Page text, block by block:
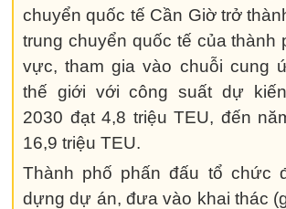
chuyển quốc tế Cần Giờ trở
trung chuyển quốc tế của thành
vực, tham gia vào chuỗi cung
thế giới với công suất dự
2030 đạt 4,8 triệu TEU, đến
16,9 triệu TEU.
Thành phố phấn đấu tổ chức
dựng dự án, đưa vào khai thác